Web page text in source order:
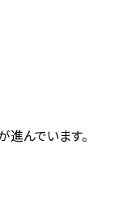
進んでいます。